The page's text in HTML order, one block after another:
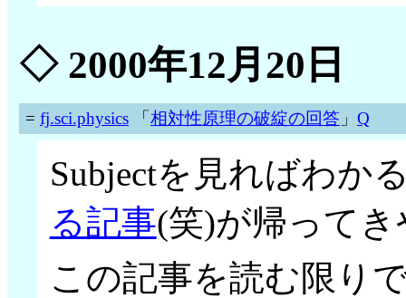
◇2000年12月20日
= fj.sci.physics「 相対性原理の破綻の回答」 Q
Subjectを見ればわか
る記事(笑)が帰って
この記事を読む限り